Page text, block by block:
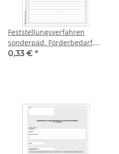
Feststellungsverfahren
sonderpäd. Förderbedarf,
Anlage 5
0,33 € *